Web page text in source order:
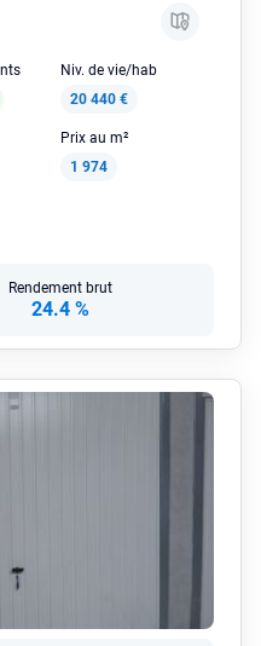
Niv. de vie/hab
20 440 €
Prix au m²
1 974
Rendement brut
24.4 %